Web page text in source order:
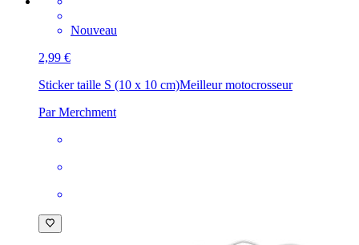
Nouveau
2,99 €
Sticker taille S (10 x 10 cm)Meilleur motocrosseur
Par Merchment